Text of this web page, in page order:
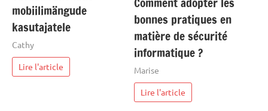
mobiilimängude
kasutajatele
Cathy
Lire l'article
bonnes pratiques en
matière de sécurité
informatique ?
Marise
Lire l'article